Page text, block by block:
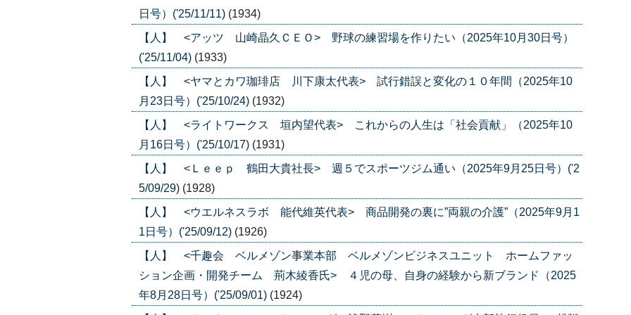
日号）('25/11/11) (1934)
【人】 <アッツ 山崎晶久ＣＥＯ> 野球の練習場を作りたい（2025年10月30日号）
('25/11/04) (1933)
【人】 <ヤマとカワ珈琲店 川下康太代表> 試行錯誤と変化の１０年間（2025年10
月23日号）('25/10/24) (1932)
【人】 <ライトワークス 垣内望代表> これからの人生は「社会貢献」（2025年10
月16日号）('25/10/17) (1931)
【人】 <Ｌｅｅｐ 鶴田大貴社長> 週５でスポーツジム通い（2025年9月25日号）('2
5/09/29) (1928)
【人】 <ウエルネスラボ 能代維英代表> 商品開発の裏に”両親の介護”（2025年9月1
1日号）('25/09/12) (1926)
【人】 <千趣会 ベルメゾン事業本部 ベルメゾンビジネスユニット ホームファッ
ション企画・開発チーム 荊木綾香氏> ４児の母、自身の経験から新ブランド（2025
年8月28日号）('25/09/01) (1924)